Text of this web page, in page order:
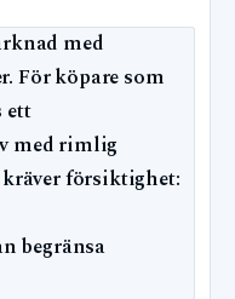
med
För köpare som
ett
med rimlig
försiktighet:
begränsa